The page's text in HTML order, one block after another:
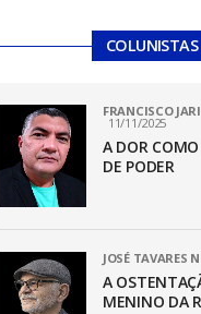
COLUNISTAS
FRANCISCO
11/11/2025
A DOR
DE PODER
JOSÉ TAVARES
A
MENINO DA